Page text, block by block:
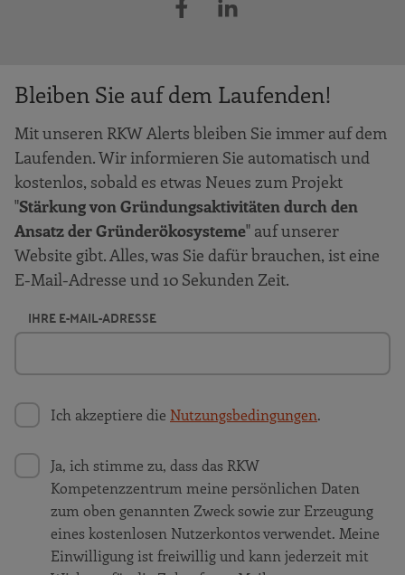
Bleiben Sie auf dem Laufenden!
Mit unseren RKW Alerts bleiben Sie immer auf dem
Laufenden. Wir informieren Sie automatisch und
kostenlos, sobald es etwas Neues zum Projekt
"Stärkung von Gründungsaktivitäten durch den
Ansatz der Gründerökosysteme" auf unserer
Website gibt. Alles, was Sie dafür brauchen, ist eine
E-Mail-Adresse und 10 Sekunden Zeit.
IHRE E-MAIL-ADRESSE
Ich akzeptiere die Nutzungsbedingungen.
Ja, ich stimme zu, dass das RKW
Kompetenzzentrum meine persönlichen Daten
zum oben genannten Zweck sowie zur Erzeugung
eines kostenlosen Nutzerkontos verwendet. Meine
Einwilligung ist freiwillig und kann jederzeit mit